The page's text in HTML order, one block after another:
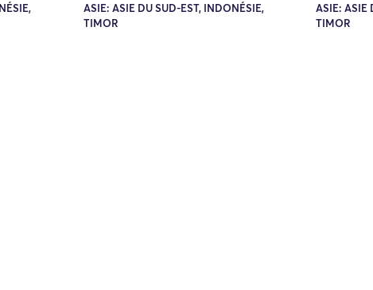
ASIE: ASIE DU SUD-EST, INDONÉSIE,
TIMOR
ASIE: ASIE
TIMOR